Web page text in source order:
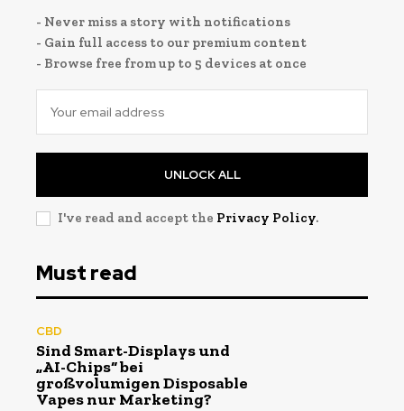
- Never miss a story with notifications
- Gain full access to our premium content
- Browse free from up to 5 devices at once
UNLOCK ALL
I've read and accept the Privacy Policy.
Must read
CBD
Sind Smart-Displays und
„AI-Chips“ bei
großvolumigen Disposable
Vapes nur Marketing?